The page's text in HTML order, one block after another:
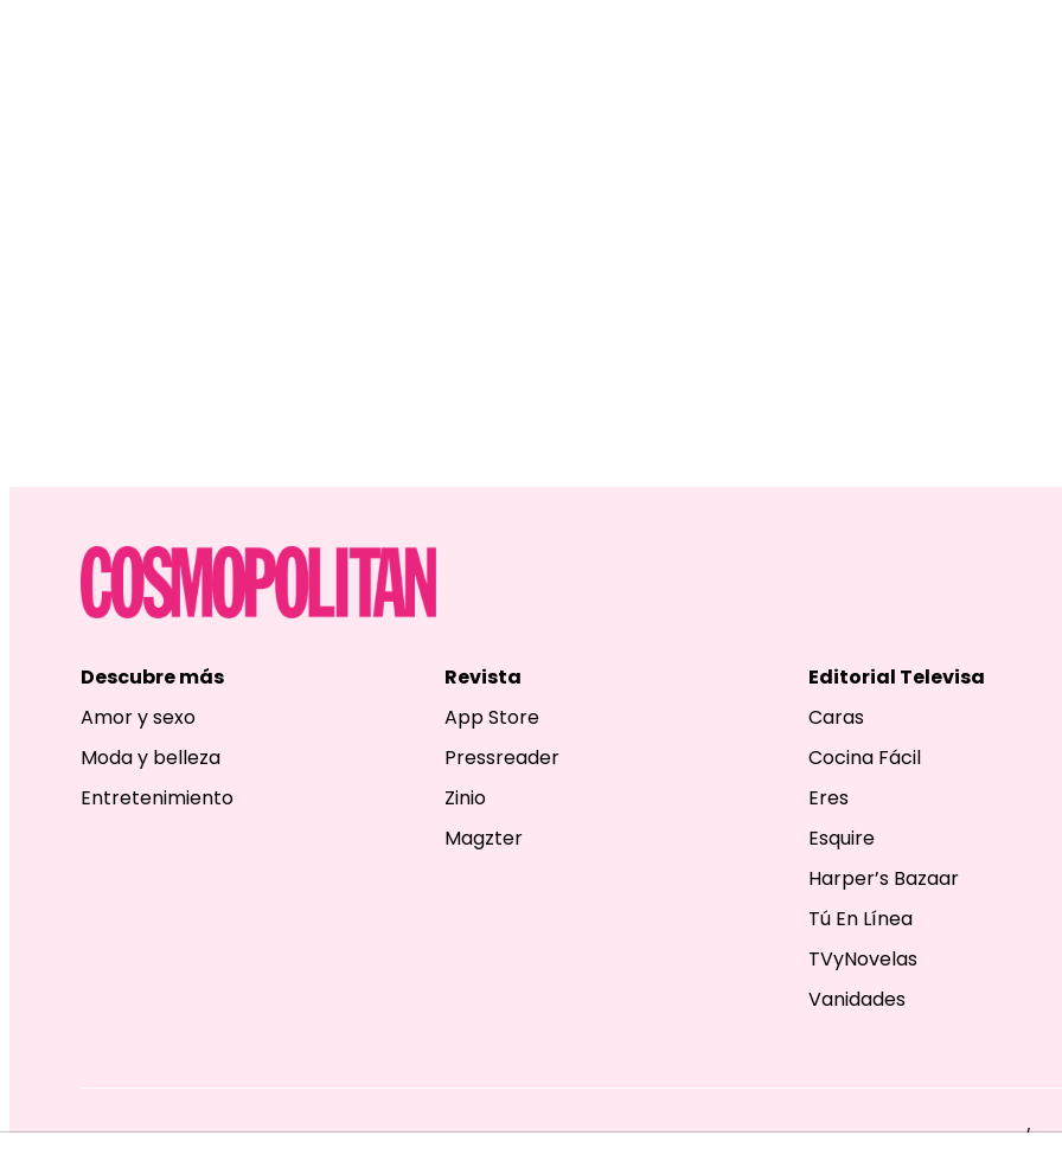
Descubre más
Amor y sexo
Moda y belleza
Entretenimiento
Revista
App Store
Pressreader
Zinio
Magzter
Editorial Televisa
Caras
Cocina Fácil
Eres
Esquire
Harper’s Bazaar
Tú En Línea
TVyNovelas
Vanidades
EDITORIAL TELEVISA S.A. DE C.V. TODOS LOS DERECHOS RESERVADOS. TBG - EDITORIAL TELEVISA - LIFESTYLES - BEAUTY /